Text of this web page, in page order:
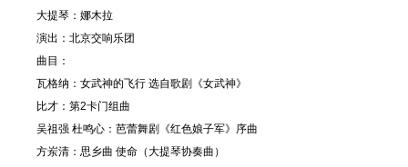
大提琴：娜木拉
演出：北京交响乐团
曲目：
瓦格纳：女武神的飞行 选自歌剧《女武神》
比才：第2卡门组曲
吴祖强 杜鸣心：芭蕾舞剧《红色娘子军》序曲
方岽清：思乡曲 使命（大提琴协奏曲）